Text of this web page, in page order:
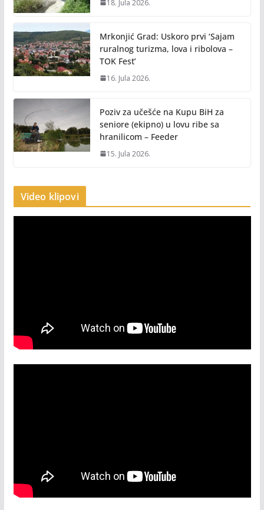
18. Jula 2026.
Mrkonjić Grad: Uskoro prvi ‘Sajam
ruralnog turizma, lova i ribolova –
TOK Fest’
16. Jula 2026.
Poziv za učešće na Kupu BiH za
seniore (ekipno) u lovu ribe sa
hranilicom – Feeder
15. Jula 2026.
Video klipovi